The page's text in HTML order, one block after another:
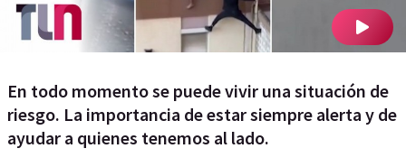
En todo momento se puede vivir una situación de
riesgo. La importancia de estar siempre alerta y de
ayudar a quienes tenemos al lado.